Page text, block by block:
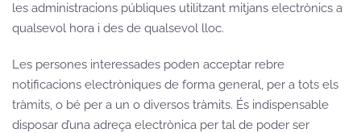
les administracions públiques utilitzant mitjans electrònics a
qualsevol hora i des de qualsevol lloc.
Les persones interessades poden acceptar rebre
notificacions electròniques de forma general, per a tots els
tràmits, o bé per a un o diversos tràmits. És indispensable
disposar d’una adreça electrònica per tal de poder ser